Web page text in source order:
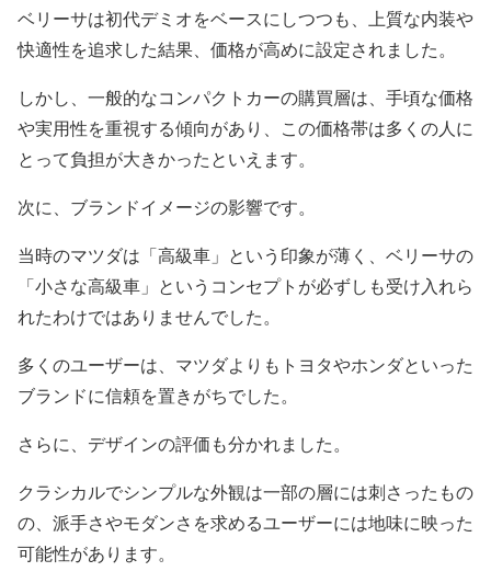
ベリーサは初代デミオをベースにしつつも、上質な内装や
快適性を追求した結果、価格が高めに設定されました。
しかし、一般的なコンパクトカーの購買層は、手頃な価格
や実用性を重視する傾向があり、この価格帯は多くの人に
とって負担が大きかったといえます。
次に、ブランドイメージの影響です。
当時のマツダは「高級車」という印象が薄く、ベリーサの
「小さな高級車」というコンセプトが必ずしも受け入れら
れたわけではありませんでした。
多くのユーザーは、マツダよりもトヨタやホンダといった
ブランドに信頼を置きがちでした。
さらに、デザインの評価も分かれました。
クラシカルでシンプルな外観は一部の層には刺さったもの
の、派手さやモダンさを求めるユーザーには地味に映った
可能性があります。